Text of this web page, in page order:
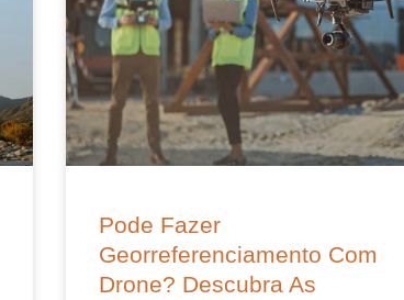
Pode Fazer
Georreferenciamento Com
Drone? Descubra As